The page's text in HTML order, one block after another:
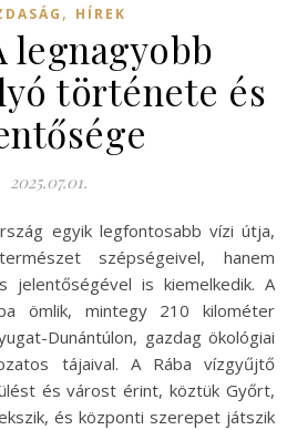
, HÍREK
legnagyobb
története és
2025.07.01.
szépségeivel, hanem
jelentőségével is kiemelkedik. A
ömlik, mintegy 210 kilométer
Dunántúlon, gazdag ökológiai
tájaival. A Rába vízgyűjtő
és várost érint, köztük Győrt,
és központi szerepet játszik